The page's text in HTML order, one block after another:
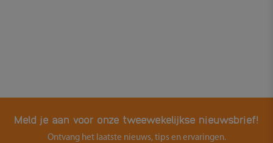
Meld je aan voor onze tweewekelijkse nieuwsbrief!
Ontvang het laatste nieuws, tips en ervaringen.